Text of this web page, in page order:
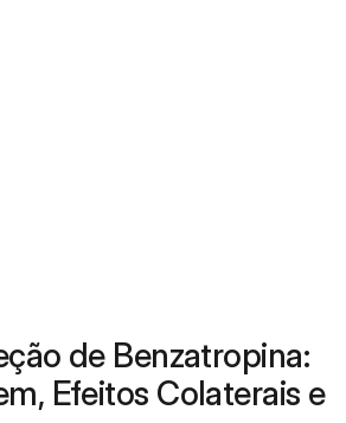
de Benzatropina:
Efeitos Colaterais e